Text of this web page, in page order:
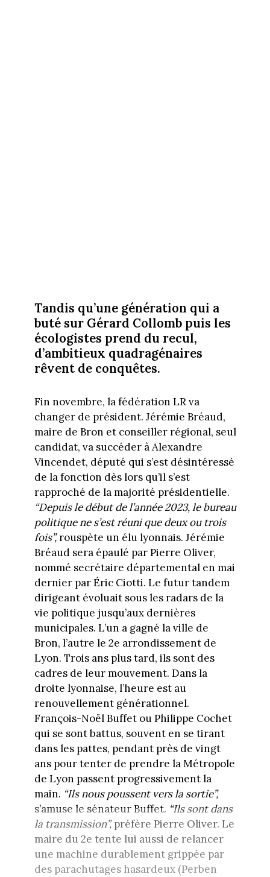
Tandis qu’une génération qui a
buté sur Gérard Collomb puis les
écologistes prend du recul,
d’ambitieux quadragénaires
rêvent de conquêtes.
Fin novembre, la fédération LR va
changer de président. Jérémie Bréaud,
maire de Bron et conseiller régional, seul
candidat, va succéder à Alexandre
Vincendet, député qui s’est désintéressé
de la fonction dès lors qu’il s’est
rapproché de la majorité présidentielle.
“Depuis le début de l’année 2023, le bureau
politique ne s’est réuni que deux ou trois
fois”,rouspète un élu lyonnais. Jérémie
Bréaud sera épaulé par Pierre Oliver,
nommé secrétaire départemental en mai
dernier par Éric Ciotti. Le futur tandem
dirigeant évoluait sous les radars de la
vie politique jusqu’aux dernières
municipales. L’un a gagné la ville de
Bron, l’autre le 2e arrondissement de
Lyon. Trois ans plus tard, ils sont des
cadres de leur mouvement. Dans la
droite lyonnaise, l’heure est au
renouvellement générationnel.
François-Noël Buffet ou Philippe Cochet
qui se sont battus, souvent en se tirant
dans les pattes, pendant près de vingt
ans pour tenter de prendre la Métropole
de Lyon passent progressivement la
main. “Ils nous poussent vers la sortie”,
s’amuse le sénateur Buffet. “Ils sont dans
la transmission”,préfère Pierre Oliver. Le
maire du 2e tente lui aussi de relancer
une machine durablement grippée par
des parachutages hasardeux (Perben